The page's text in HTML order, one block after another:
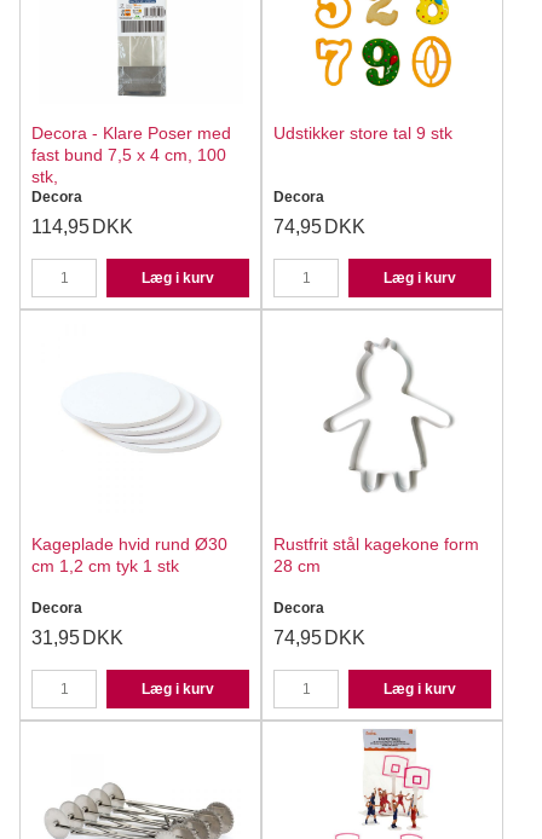
Decora - Klare Poser med
fast bund 7,5 x 4 cm, 100
stk,
Decora
114,95 DKK
Læg i kurv
Udstikker store tal 9 stk
Decora
74,95 DKK
Læg i kurv
Kageplade hvid rund Ø30
cm 1,2 cm tyk 1 stk
Decora
31,95 DKK
Læg i kurv
Rustfrit stål kagekone form
28 cm
Decora
74,95 DKK
Læg i kurv